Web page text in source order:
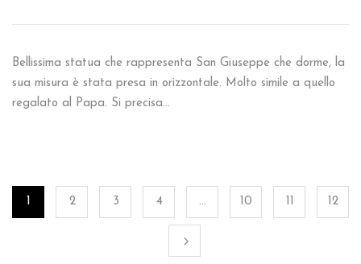
Bellissima statua che rappresenta San Giuseppe che dorme, la
sua misura è stata presa in orizzontale. Molto simile a quello
regalato al Papa. Si precisa…
1 2 3 4 … 10 12